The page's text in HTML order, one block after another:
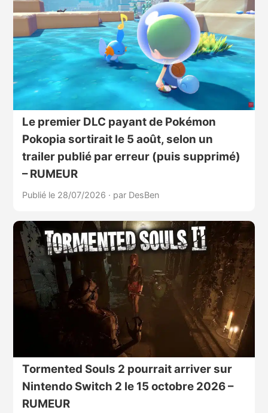
Le premier DLC payant de Pokémon
Pokopia sortirait le 5 août, selon un
trailer publié par erreur (puis supprimé)
– RUMEUR
Publié le 28/07/2026 · par DesBen
Tormented Souls 2 pourrait arriver sur
Nintendo Switch 2 le 15 octobre 2026 –
RUMEUR